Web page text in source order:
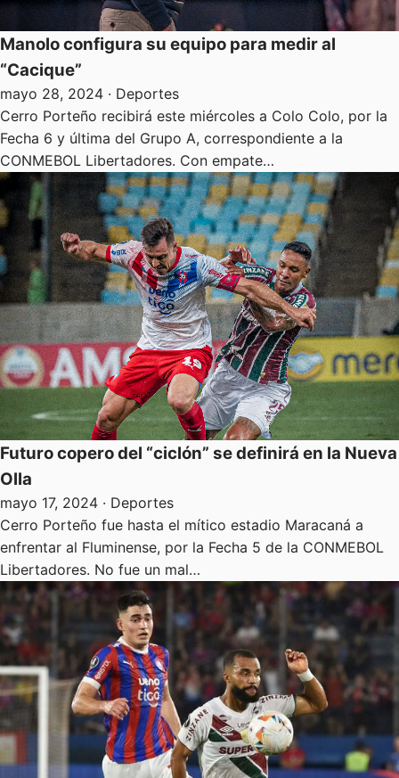
Manolo configura su equipo para medir al
“Cacique”
mayo 28, 2024 · Deportes
Cerro Porteño recibirá este miércoles a Colo Colo, por la
Fecha 6 y última del Grupo A, correspondiente a la
CONMEBOL Libertadores. Con empate…
Futuro copero del “ciclón” se definirá en la Nueva
Olla
mayo 17, 2024 · Deportes
Cerro Porteño fue hasta el mítico estadio Maracaná a
enfrentar al Fluminense, por la Fecha 5 de la CONMEBOL
Libertadores. No fue un mal…